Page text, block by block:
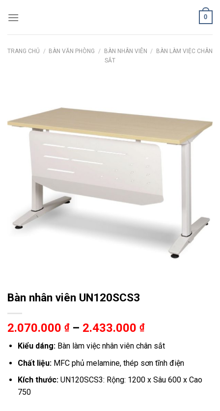
0
TRANG CHỦ / BÀN VĂN PHÒNG / BÀN NHÂN VIÊN /
BÀN LÀM VIỆC CHÂN
SẮT
Bàn nhân viên UN120SCS3
2.070.000 ₫ – 2.433.000 ₫Khoảng
giá:
từ
2.070.000 ₫
đến
2.433.000 ₫
Kiểu dáng:Bàn làm việc nhân viên chân sắt
Chất liệu:MFC phủ melamine, thép sơn tĩnh điện
Kích thước:UN120SCS3: Rộng: 1200 x Sâu 600 x Cao
750